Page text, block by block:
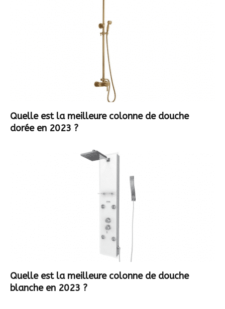
Quelle est la meilleure colonne de douche
dorée en 2023 ?
Quelle est la meilleure colonne de douche
blanche en 2023 ?